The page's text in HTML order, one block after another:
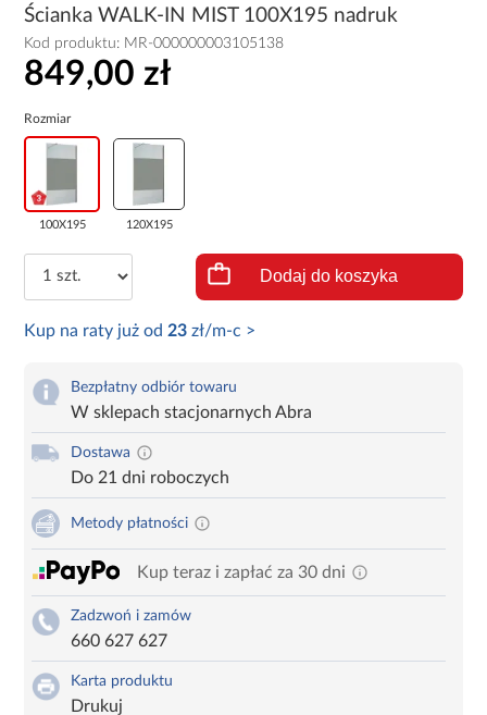
Ścianka WALK-IN MIST 100X195 nadruk
Kod produktu: MR-000000003105138
849,00 zł
Rozmiar
100X195 120X195
Dodaj do koszyka
Kup na raty już od 23 zł/m-c >
Bezpłatny odbiór towaru
W sklepach stacjonarnych Abra
Dostawa
Do 21 dni roboczych
Metody płatności
Kup teraz i zapłać za 30 dni
Zadzwoń i zamów
660 627 627
Karta produktu
Drukuj